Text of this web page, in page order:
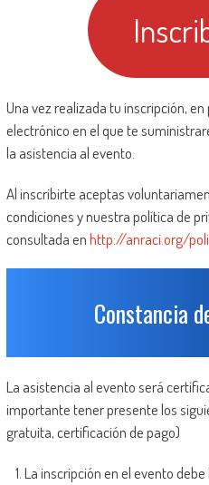
Una vez realizada tu inscripción,
electrónico en el que te
la asistencia al evento.
Al inscribirte aceptas
condiciones y nuestra política de
consultada enhttp://anraci.org/
Constancia
La asistencia al evento será
importante tener presente los
gratuita, certificación de pago)
La inscripción en el evento